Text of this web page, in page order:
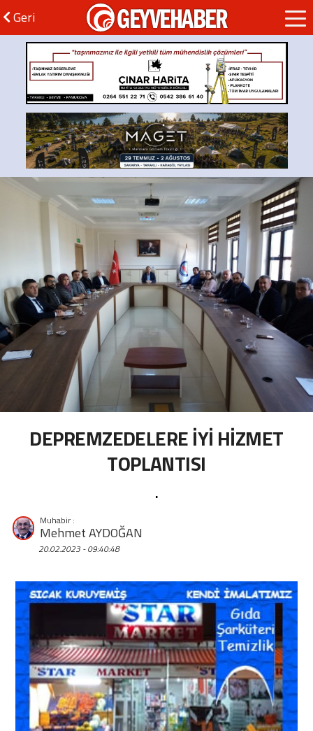
Geri GEYVEHABER
DEPREMZEDELERE İYİ HİZMET
TOPLANTISI
.
Mehmet AYDOĞAN
20.02.2023 - 09:40:48